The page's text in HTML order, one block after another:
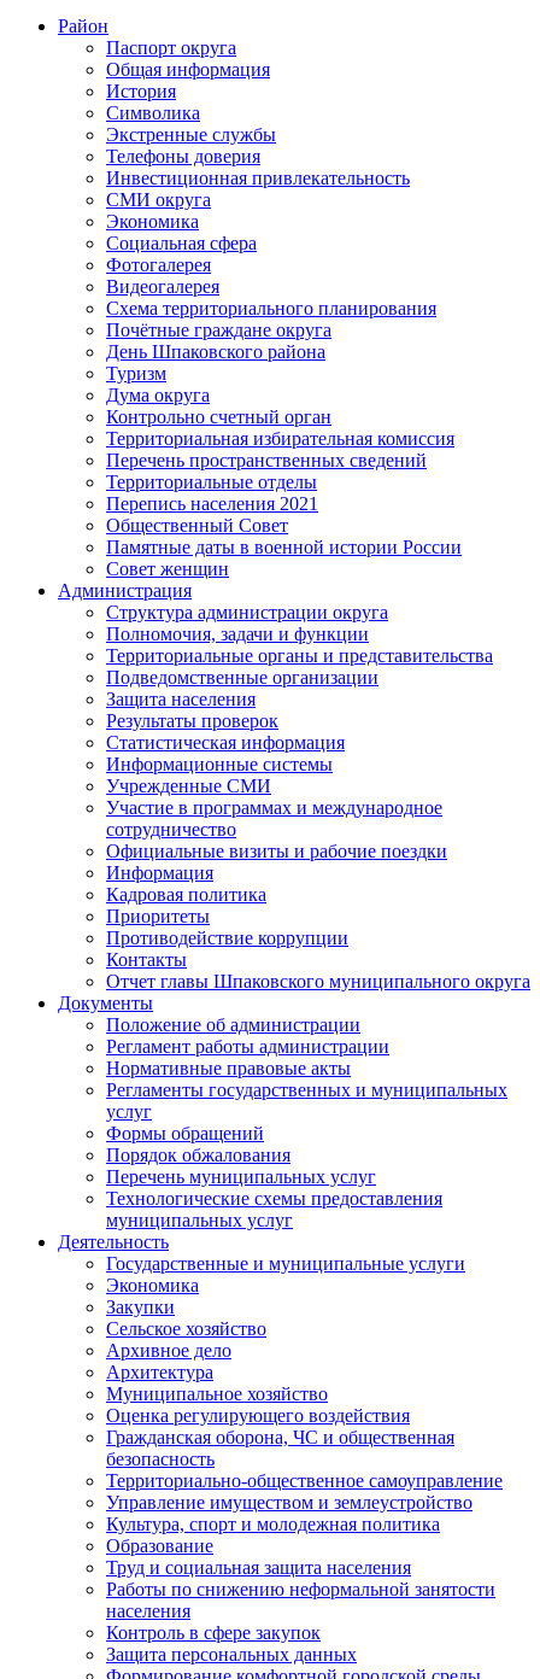
Район
Паспорт округа
Общая информация
История
Символика
Экстренные службы
Телефоны доверия
Инвестиционная привлекательность
СМИ округа
Экономика
Социальная сфера
Фотогалерея
Видеогалерея
Схема территориального планирования
Почётные граждане округа
День Шпаковского района
Туризм
Дума округа
Контрольно счетный орган
Территориальная избирательная комиссия
Перечень пространственных сведений
Территориальные отделы
Перепись населения 2021
Общественный Совет
Памятные даты в военной истории России
Совет женщин
Администрация
Структура администрации округа
Полномочия, задачи и функции
Территориальные органы и представительства
Подведомственные организации
Защита населения
Результаты проверок
Статистическая информация
Информационные системы
Учрежденные СМИ
Участие в программах и международное
сотрудничество
Официальные визиты и рабочие поездки
Информация
Кадровая политика
Приоритеты
Противодействие коррупции
Контакты
Отчет главы Шпаковского муниципального округа
Документы
Положение об администрации
Регламент работы администрации
Нормативные правовые акты
Регламенты государственных и муниципальных
услуг
Формы обращений
Порядок обжалования
Перечень муниципальных услуг
Технологические схемы предоставления
муниципальных услуг
Деятельность
Государственные и муниципальные услуги
Экономика
Закупки
Сельское хозяйство
Архивное дело
Архитектура
Муниципальное хозяйство
Оценка регулирующего воздействия
Гражданская оборона, ЧС и общественная
безопасность
Территориально-общественное самоуправление
Управление имуществом и землеустройство
Культура, спорт и молодежная политика
Образование
Труд и социальная защита населения
Работы по снижению неформальной занятости
населения
Контроль в сфере закупок
Защита персональных данных